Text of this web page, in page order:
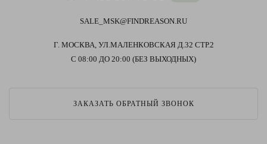
SALE_MSK@FINDREASON.RU
Г. МОСКВА, УЛ.МАЛЕНКОВСКАЯ Д.32 СТР.2
С 08:00 ДО 20:00 (БЕЗ ВЫХОДНЫХ)
ЗАКАЗАТЬ ОБРАТНЫЙ ЗВОНОК